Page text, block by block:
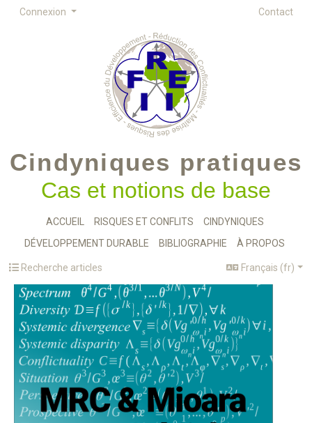
Connexion Contact
Cindyniques pratiques
Cas et notions de base
ACCUEIL RISQUES ET CONFLITS
CINDYNIQUES
DÉVELOPPEMENT DURABLE
BIBLIOGRAPHIE À PROPOS
Recherche articles Français (fr)